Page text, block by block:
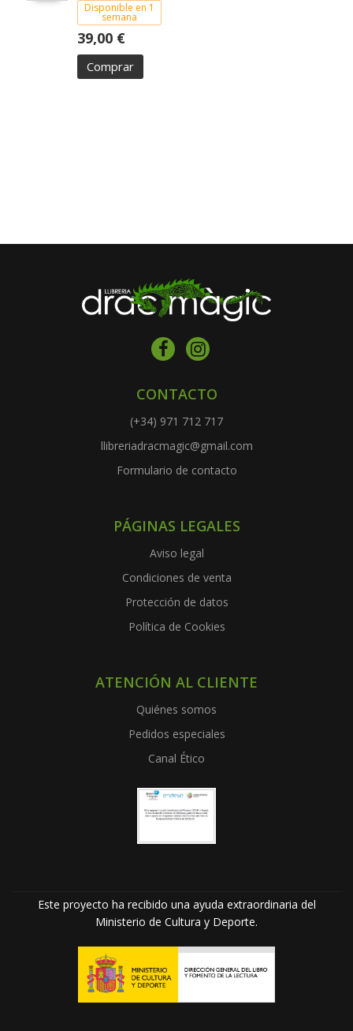
Disponible en 1
semana
39,00 €
Comprar
CONTACTO
(+34) 971 712 717
llibreriadracmagic@gmail.com
Formulario de contacto
PÁGINAS LEGALES
Aviso legal
Condiciones de venta
Protección de datos
Política de Cookies
ATENCIÓN AL CLIENTE
Quiénes somos
Pedidos especiales
Canal Ético
Este proyecto ha recibido una ayuda extraordinaria del
Ministerio de Cultura y Deporte.